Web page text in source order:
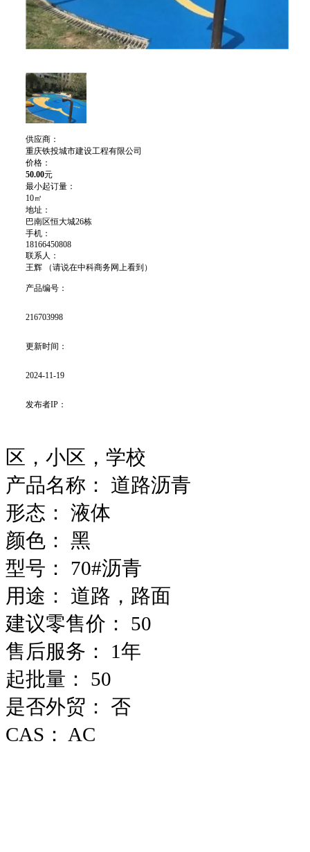
供应商：
重庆铁投城市建设工程有限公司
价格：
50.00元
最小起订量：
10㎡
地址：
巴南区恒大城26栋
手机：
18166450808
联系人：
王辉 （请说在中科商务网上看到）
产品编号：
216703998
更新时间：
2024-11-19
发布者IP：
区，小区，学校
产品名称：
道路沥青
形态： 液体
颜色： 黑
型号：
70#沥青
用途：
道路，路面
建议零售价：
50
售后服务：
1年
起批量：
50
是否外贸：
否
CAS： AC